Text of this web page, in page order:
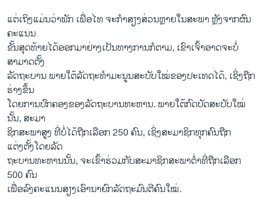
ແຕ່​ເຖິງ​ແມ່ນ​ວ່າ​ພັກ ເພື່ອ​ໄທ ຈະ​ກຳສຽງ​ສ່ວນຫຼາຍ​ໃນ​ສະ​ພາ​ ຫຼັງ​ຈາກ​ຜົນ​
ຄະ​ແນນ
ຂັ້ນສຸດທ້າຍໄດ້ອອກມາຢ່າງເປັນທາງການກໍຕາມ, ເຂົາເຈົ້າອາດຈະບໍ່
ສາມາດຕັ້ງ
ລັດຖະບານ ພາຍໃຕ້ລັດຖະທຳມະນູນສະບັບໃໝ່ຂອງປະເທດໄດ້, ເຊິ່ງຖືກ
ຮ່າງຂຶ້ນ
ໂດຍການປົກຄອງຂອງລັດຖະບານທະຫານ. ພາຍໃຕ້ກົດບັດສະບັບໃໝ່
ນັ້ນ, ສະມາ
ຊິກສະພາສູງ ທີ່ບໍ່ໄດ້ຖືກເລືອກ 250 ຄົນ, ເຊິ່ງສະມາຊິກທຸກຄົນຖືກ
ແຕ່ງຕັ້ງໂດຍລັດ
ຖະບານທະຫານນັ້ນ, ຈະເຂົ້າຮ່ວມກັບສະມາຊິກສະພາຕ່ຳທີ່ຖືກເລືອກ
500 ຄົນ
ເພື່ອລົງຄະແນນສຽງເອົານາຍົກລັດຖະມົນຕີຄົນໃໝ່.